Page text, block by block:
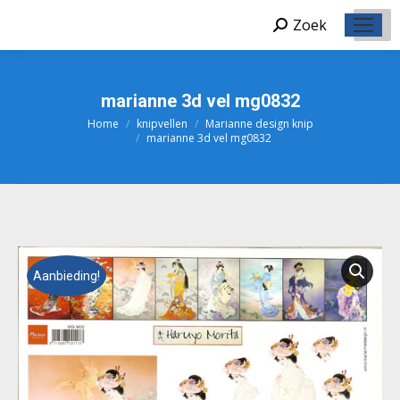
Zoeken:
Zoek
marianne 3d vel mg0832
Je bent hier:Home knipvellen
Marianne design knip
marianne 3d vel mg0832
Aanbieding!